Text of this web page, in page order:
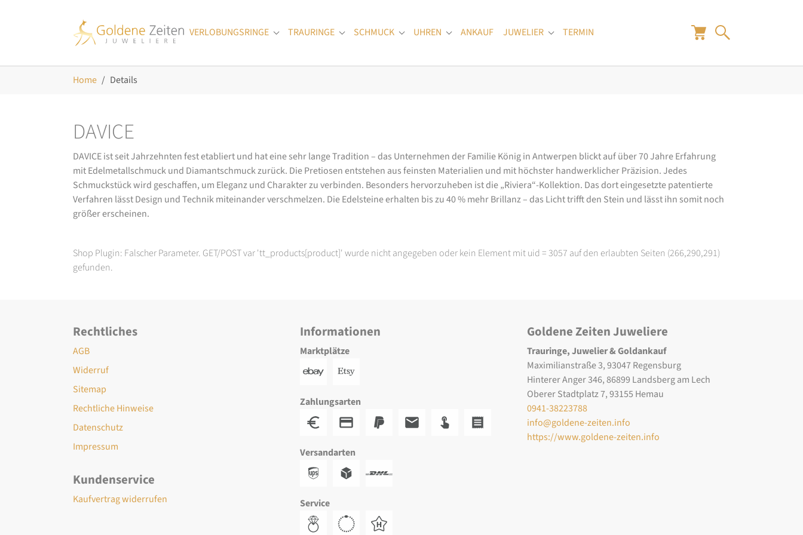
VERLOBUNGSRINGE
Submenu for "Verlobungsringe"
TRAURINGE Submenu for "Trauringe"
SCHMUCK Submenu for "Schmuck"
UHREN Submenu for "Uhren"
ANKAUF JUWELIER Submenu for "Juwelier"
TERMIN
Home Details
DAVICE
DAVICE ist seit Jahrzehnten fest etabliert und hat eine sehr lange Tradition – das Unternehmen der Familie König in Antwerpen blickt auf über 70 Jahre Erfahrung
mit Edelmetallschmuck und Diamantschmuck zurück. Die Pretiosen entstehen aus feinsten Materialien und mit höchster handwerklicher Präzision. Jedes
Schmuckstück wird geschaffen, um Eleganz und Charakter zu verbinden. Besonders hervorzuheben ist die „Riviera“-Kollektion. Das dort eingesetzte patentierte
Verfahren lässt Design und Technik miteinander verschmelzen. Die Edelsteine erhalten bis zu 40 % mehr Brillanz – das Licht trifft den Stein und lässt ihn somit noch
größer erscheinen.
Shop Plugin: Falscher Parameter. GET/POST var 'tt_products[product]' wurde nicht angegeben oder kein Element mit uid = 3057 auf den erlaubten Seiten (266,290,291)
gefunden.
Rechtliches
AGB
Widerruf
Sitemap
Rechtliche Hinweise
Datenschutz
Impressum
Kundenservice
Kaufvertrag widerrufen
Informationen
Marktplätze
Zahlungsarten
Versandarten
Service
Goldene Zeiten Juweliere
Trauringe, Juwelier & Goldankauf
Maximilianstraße 3, 93047 Regensburg
Hinterer Anger 346, 86899 Landsberg am Lech
Oberer Stadtplatz 7, 93155 Hemau
0941-38223788
info@goldene-zeiten.info
https://www.goldene-zeiten.info